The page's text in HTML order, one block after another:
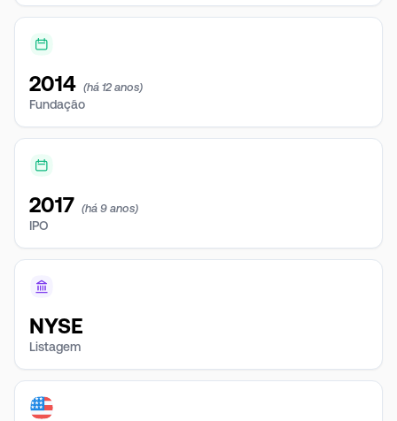
2014 (há 12 anos)
Fundação
2017 (há 9 anos)
IPO
NYSE
Listagem